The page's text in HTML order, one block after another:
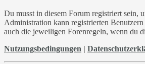
Du musst in diesem Forum registriert
Administration kann registrierten
auch die jeweiligen Forenregeln, wenn du
Nutzungsbedingungen |